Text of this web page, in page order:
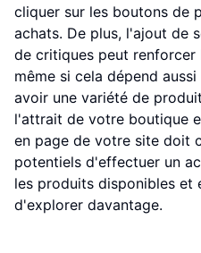
cliquer sur les boutons de
achats. De plus, l'ajout de
de critiques peut
même si cela dépend
avoir une variété de
l'attrait de votre boutique
en page de votre site doit
potentiels d'effectuer un
les produits disponibles et
d'explorer davantage.